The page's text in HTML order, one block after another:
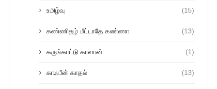
உமிழ்வு (15)
கண்ணிதழ் மீட்டாதே கண்ணா (13)
கருங்காட்டு காளான் (1)
காஃபீன் காதல் (13)